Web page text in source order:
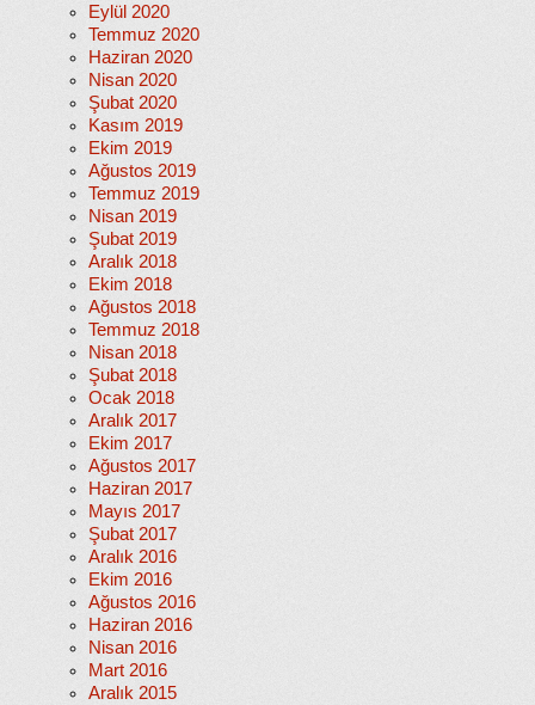
Eylül 2020
Temmuz 2020
Haziran 2020
Nisan 2020
Şubat 2020
Kasım 2019
Ekim 2019
Ağustos 2019
Temmuz 2019
Nisan 2019
Şubat 2019
Aralık 2018
Ekim 2018
Ağustos 2018
Temmuz 2018
Nisan 2018
Şubat 2018
Ocak 2018
Aralık 2017
Ekim 2017
Ağustos 2017
Haziran 2017
Mayıs 2017
Şubat 2017
Aralık 2016
Ekim 2016
Ağustos 2016
Haziran 2016
Nisan 2016
Mart 2016
Aralık 2015